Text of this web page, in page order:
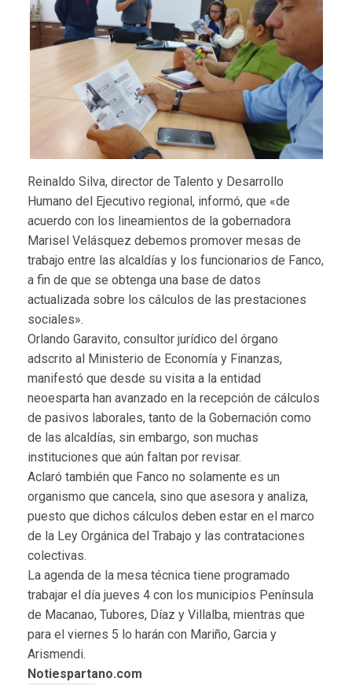
Reinaldo Silva, director de Talento y Desarrollo
Humano del Ejecutivo regional, informó, que «de
acuerdo con los lineamientos de la gobernadora
Marisel Velásquez debemos promover mesas de
trabajo entre las alcaldías y los funcionarios de Fanco,
a fin de que se obtenga una base de datos
actualizada sobre los cálculos de las prestaciones
sociales».
Orlando Garavito, consultor jurídico del órgano
adscrito al Ministerio de Economía y Finanzas,
manifestó que desde su visita a la entidad
neoesparta han avanzado en la recepción de cálculos
de pasivos laborales, tanto de la Gobernación como
de las alcaldías, sin embargo, son muchas
instituciones que aún faltan por revisar.
Aclaró también que Fanco no solamente es un
organismo que cancela, sino que asesora y analiza,
puesto que dichos cálculos deben estar en el marco
de la Ley Orgánica del Trabajo y las contrataciones
colectivas.
La agenda de la mesa técnica tiene programado
trabajar el día jueves 4 con los municipios Península
de Macanao, Tubores, Díaz y Villalba, mientras que
para el viernes 5 lo harán con Mariño, Garcia y
Arismendi.
Notiespartano.com